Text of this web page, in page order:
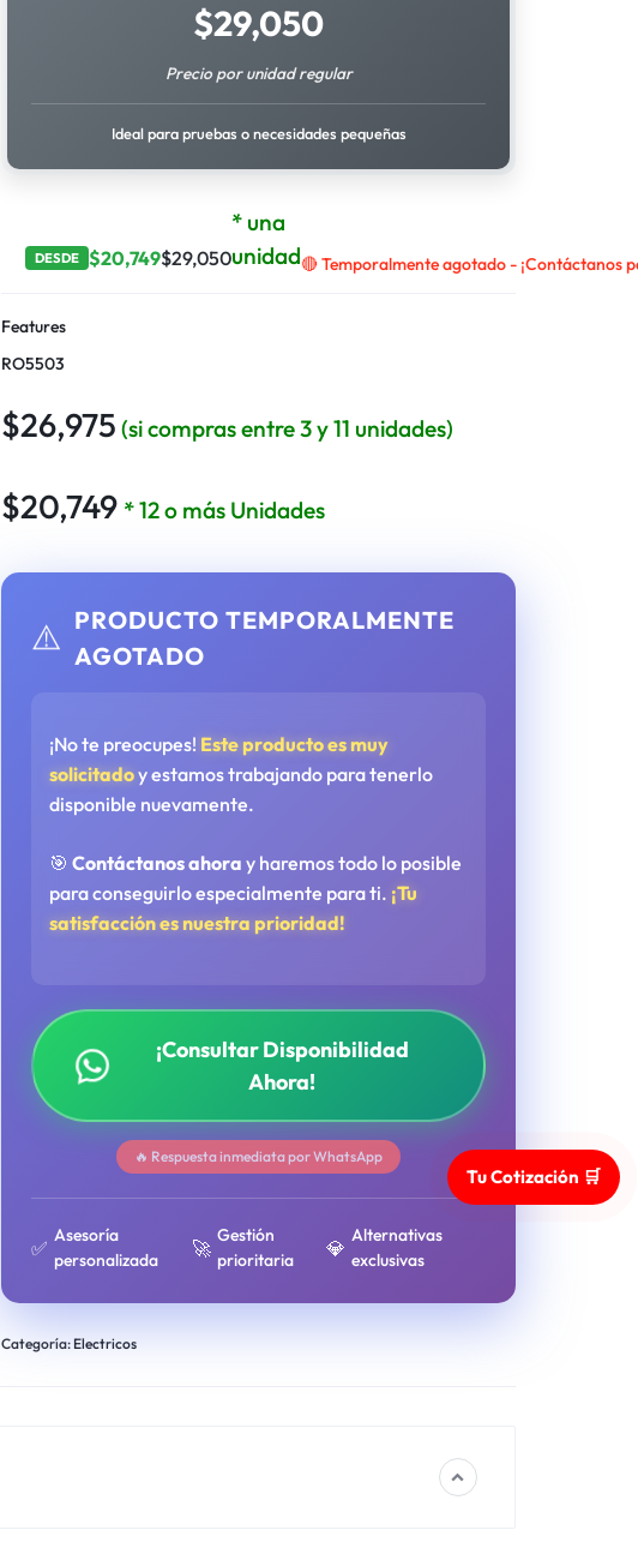
$29,050
Precio por unidad regular
Ideal para pruebas o necesidades pequeñas
DESDE $20,749$29,050
* una
unidad🔴 Temporalmente agotado - ¡Contáctanos
Features
RO5503
$26,975 (si compras entre 3 y 11 unidades)
$20,749 * 12 o más Unidades
⚠️ PRODUCTO TEMPORALMENTE
AGOTADO
¡No te preocupes! Este producto es muy
solicitadoy estamos trabajando para tenerlo
disponible nuevamente.
🎯Contáctanos ahora y haremos todo lo posible
para conseguirlo especialmente para ti. ¡Tu
satisfacción es nuestra prioridad!
¡Consultar Disponibilidad
Ahora!
🔥 Respuesta inmediata por WhatsApp
✅
Asesoría
personalizada
🚀
Gestión
prioritaria
💎
Alternativas
exclusivas
Categoría: Electricos
Tu Cotización 🛒